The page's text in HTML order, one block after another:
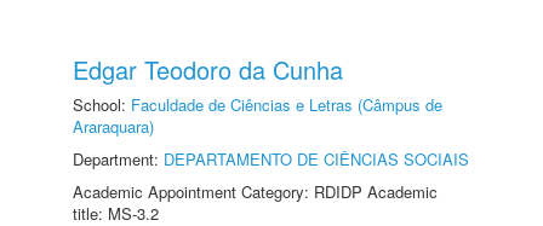
Edgar Teodoro da Cunha
School: Faculdade de Ciências e Letras (Câmpus de
Araraquara)
Department: DEPARTAMENTO DE CIÊNCIAS SOCIAIS
Academic Appointment Category: RDIDP Academic
title: MS-3.2